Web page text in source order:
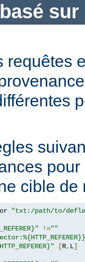
requêtes
cible de
"txt:/path/to/
!=""
[R, L]